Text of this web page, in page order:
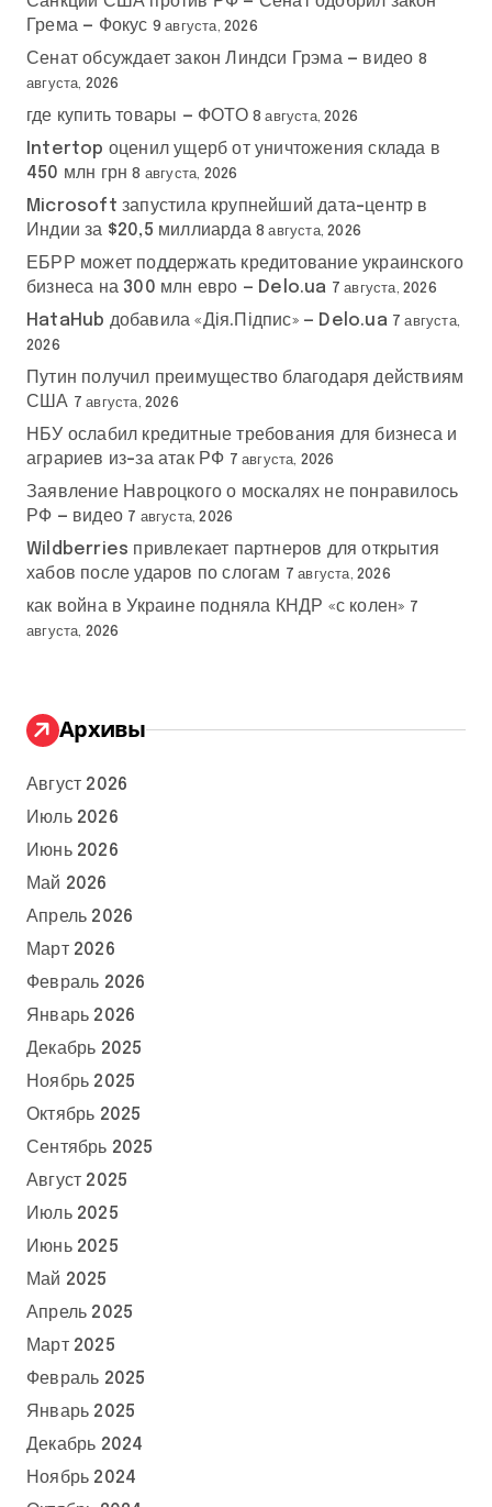
Грема — Фокус 9 августа, 2026
Сенат обсуждает закон Линдси Грэма — видео 8
августа, 2026
где купить товары — ФОТО 8 августа, 2026
Intertop оценил ущерб от уничтожения склада в
450 млн грн 8 августа, 2026
Microsoft запустила крупнейший дата-центр в
Индии за $20,5 миллиарда 8 августа, 2026
ЕБРР может поддержать кредитование украинского
бизнеса на 300 млн евро — Delo.ua 7 августа, 2026
HataHub добавила «Дія.Підпис» — Delo.ua 7 августа,
2026
Путин получил преимущество благодаря действиям
США 7 августа, 2026
НБУ ослабил кредитные требования для бизнеса и
аграриев из-за атак РФ 7 августа, 2026
Заявление Навроцкого о москалях не понравилось
РФ — видео 7 августа, 2026
Wildberries привлекает партнеров для открытия
хабов после ударов по слогам 7 августа, 2026
как война в Украине подняла КНДР «с колен» 7
августа, 2026
Архивы
Август 2026
Июль 2026
Июнь 2026
Май 2026
Апрель 2026
Март 2026
Февраль 2026
Январь 2026
Декабрь 2025
Ноябрь 2025
Октябрь 2025
Сентябрь 2025
Август 2025
Июль 2025
Июнь 2025
Май 2025
Апрель 2025
Март 2025
Февраль 2025
Январь 2025
Декабрь 2024
Ноябрь 2024